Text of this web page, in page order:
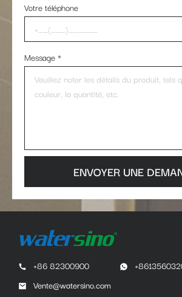
Votre téléphone
Message*
ENVOYER UNE
+86 82300900
Vente@watersino.com